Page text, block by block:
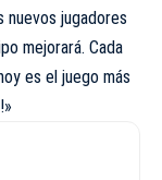
jugadores
mejorará. Cada
es el juego más